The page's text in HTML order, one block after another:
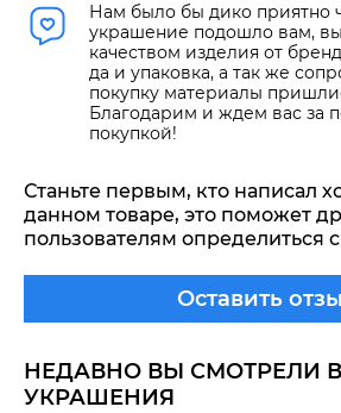
Нам было бы дико приятно
украшение подошло вам,
качеством изделия от
да и упаковка, а так же
покупку материалы
Благодарим и ждем вас за
покупкой!
Оставить
Станьте первым, кто написал
данном товаре, это поможет
пользователям определиться
НЕДАВНО ВЫ СМОТРЕЛИ
УКРАШЕНИЯ